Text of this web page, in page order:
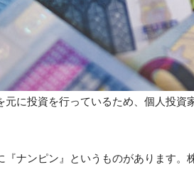
元に投資を行っているため、個人投
ナンピン』というものがあります。